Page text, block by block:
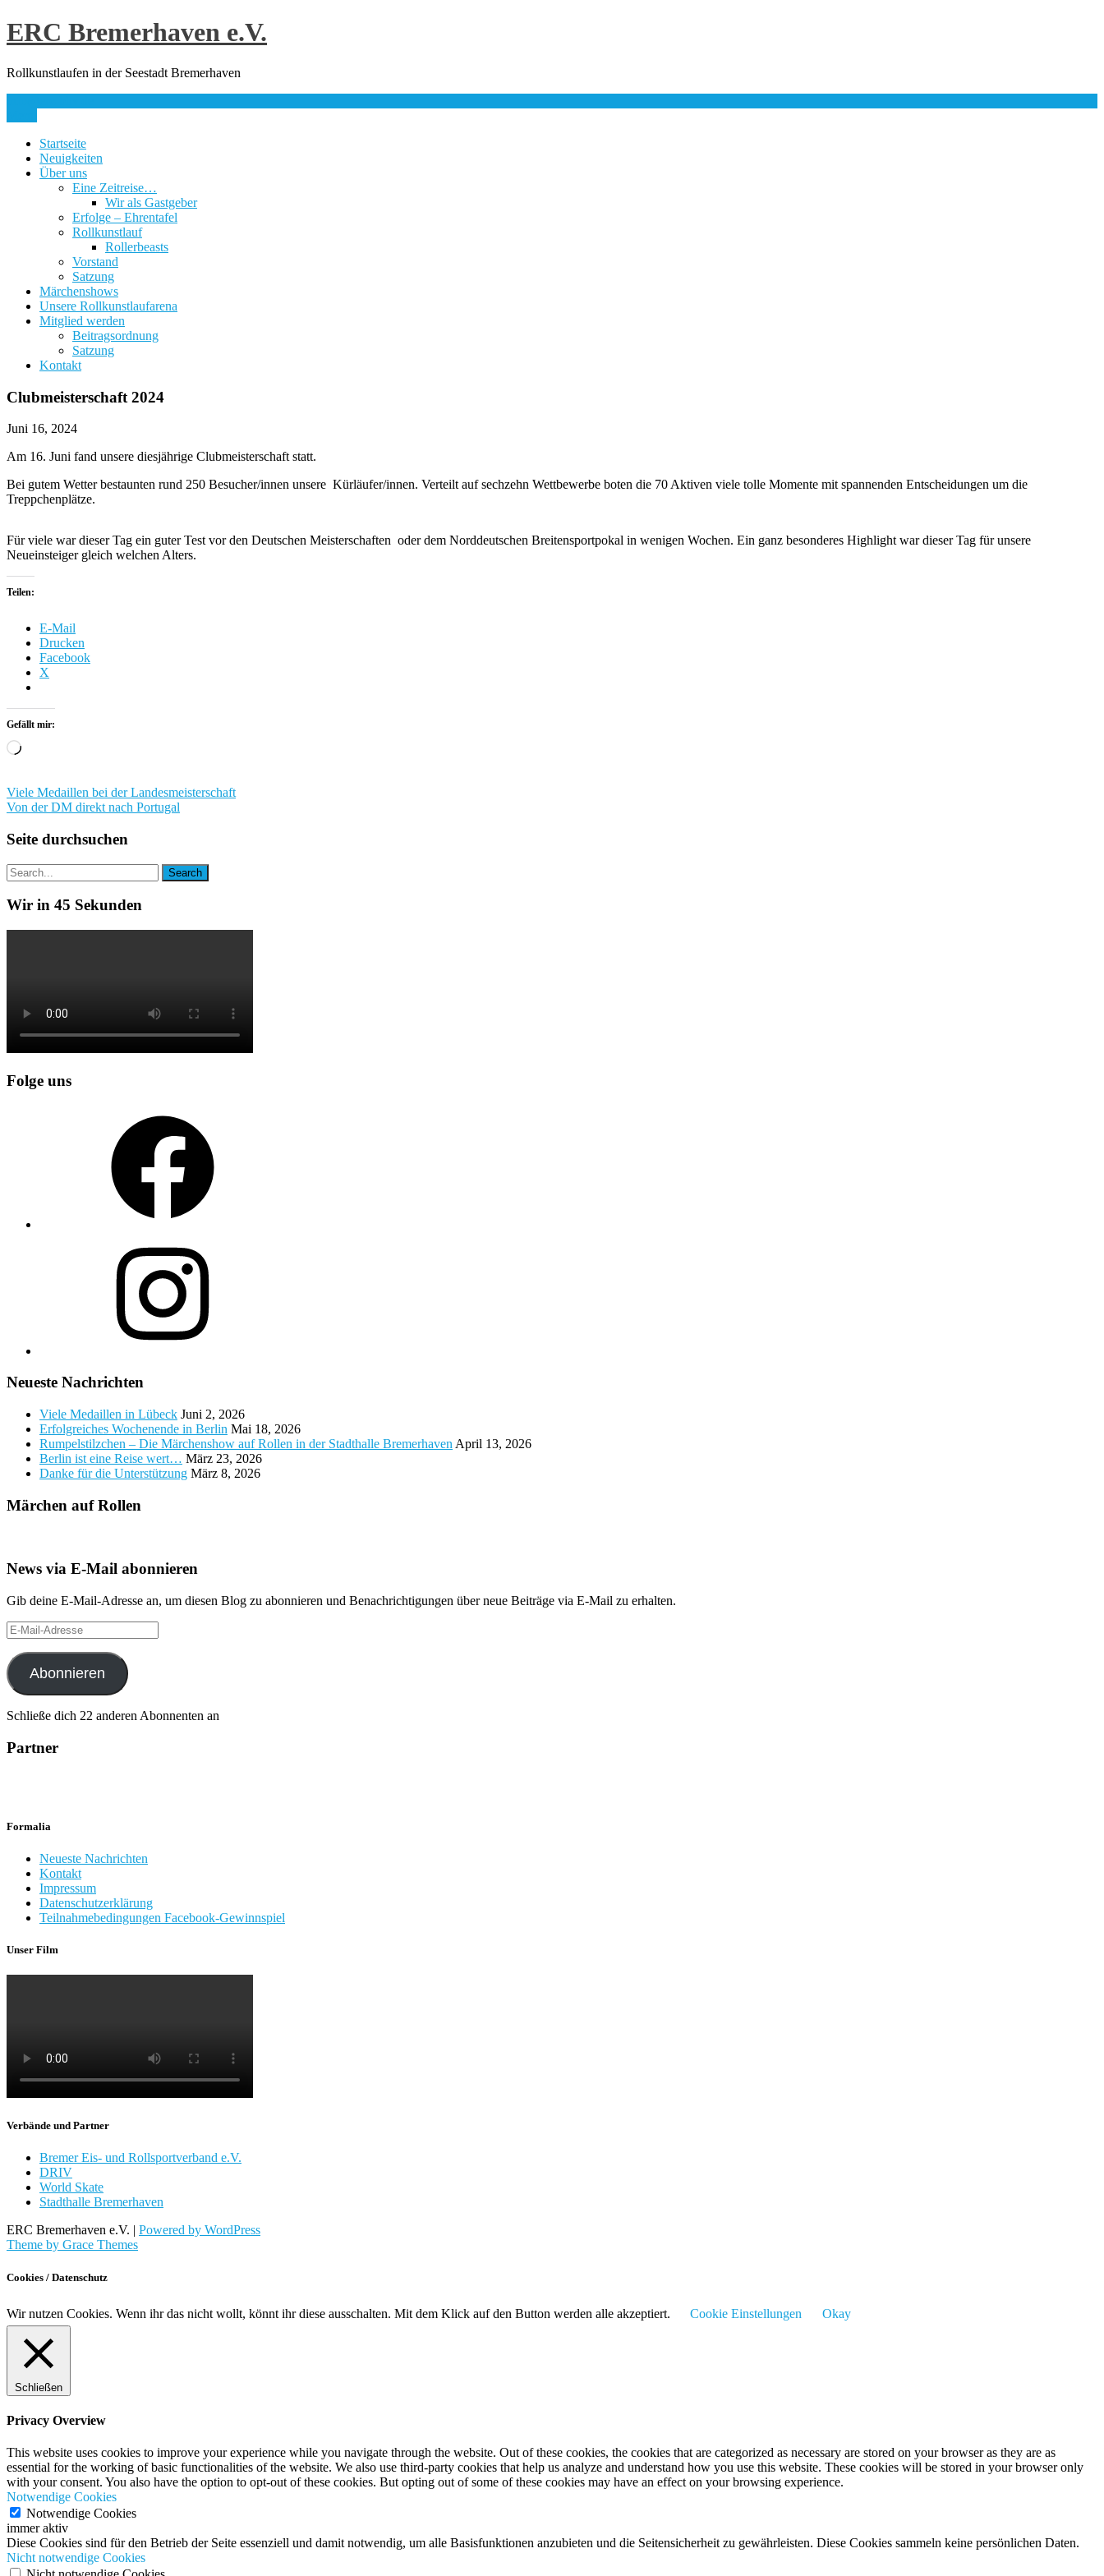
Skip
to
ERC Bremerhaven e.V.
Rollkunstlaufen in der Seestadt Bremerhaven
Startseite
Neuigkeiten
Über uns
Eine Zeitreise…
Wir als Gastgeber
Erfolge – Ehrentafel
Rollkunstlauf
Rollerbeasts
Vorstand
Satzung
Märchenshows
Unsere Rollkunstlaufarena
Mitglied werden
Beitragsordnung
Satzung
Kontakt
Clubmeisterschaft 2024
Juni 16, 2024
Am 16. Juni fand unsere diesjährige Clubmeisterschaft statt.
Bei gutem Wetter bestaunten rund 250 Besucher/innen unsere Kürläufer/innen. Verteilt auf sechzehn Wettbewerbe boten die 70 Aktiven viele tolle Momente mit spannenden Entscheidungen um die
Treppchenplätze.
Für viele war dieser Tag ein guter Test vor den Deutschen Meisterschaften oder dem Norddeutschen Breitensportpokal in wenigen Wochen. Ein ganz besonderes Highlight war dieser Tag für unsere
Neueinsteiger gleich welchen Alters.
Teilen:
E-Mail
Drucken
Facebook
X
Gefällt mir:
Wird
Beitragsnavigation
Viele Medaillen bei der Landesmeisterschaft
Von der DM direkt nach Portugal
Seite durchsuchen
Wir in 45 Sekunden
Folge uns
Neueste Nachrichten
Viele Medaillen in Lübeck Juni 2, 2026
Erfolgreiches Wochenende in Berlin Mai 18, 2026
Rumpelstilzchen – Die Märchenshow auf Rollen in der Stadthalle Bremerhaven April 13, 2026
Berlin ist eine Reise wert… März 23, 2026
Danke für die Unterstützung März 8, 2026
Märchen auf Rollen
News via E-Mail abonnieren
Gib deine E-Mail-Adresse an, um diesen Blog zu abonnieren und Benachrichtigungen über neue Beiträge via E-Mail zu erhalten.
E-
Mail-
Adresse
Abonnieren
Schließe dich 22 anderen Abonnenten an
Partner
Formalia
Neueste Nachrichten
Kontakt
Impressum
Datenschutzerklärung
Teilnahmebedingungen Facebook-Gewinnspiel
Unser Film
Verbände und Partner
Bremer Eis- und Rollsportverband e.V.
DRIV
World Skate
Stadthalle Bremerhaven
ERC Bremerhaven e.V. | Powered by WordPress
Theme by Grace Themes
Cookies / Datenschutz
Wir nutzen Cookies. Wenn ihr das nicht wollt, könnt ihr diese ausschalten. Mit dem Klick auf den Button werden alle akzeptiert. Cookie Einstellungen Okay
Schließen
Privacy Overview
This website uses cookies to improve your experience while you navigate through the website. Out of these cookies, the cookies that are categorized as necessary are stored on your browser as they are as
essential for the working of basic functionalities of the website. We also use third-party cookies that help us analyze and understand how you use this website. These cookies will be stored in your browser only
with your consent. You also have the option to opt-out of these cookies. But opting out of some of these cookies may have an effect on your browsing experience.
Notwendige Cookies
Notwendige Cookies
immer aktiv
Diese Cookies sind für den Betrieb der Seite essenziell und damit notwendig, um alle Basisfunktionen anzubieten und die Seitensicherheit zu gewährleisten. Diese Cookies sammeln keine persönlichen Daten.
Nicht notwendige Cookies